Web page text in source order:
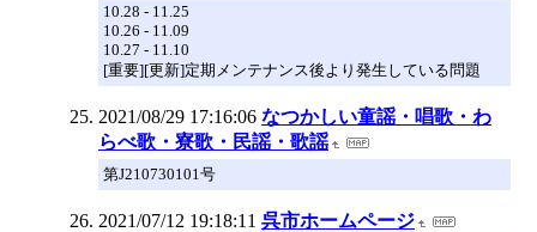
10.28 - 11.25
10.26 - 11.09
10.27 - 11.10
[重要][更新]定期メンテナンス後より発生している問題
2021/08/29 17:16:06 なつかしい童謡・唱歌・わ
らべ歌・寮歌・民謡・歌謡
第J210730101号
2021/07/12 19:18:11 呉市ホームページ